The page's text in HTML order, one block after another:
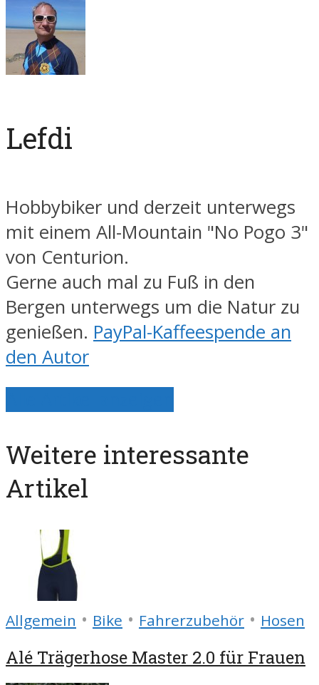
Lefdi
Hobbybiker und derzeit unterwegs
mit einem All-Mountain "No Pogo 3"
von Centurion.
Gerne auch mal zu Fuß in den
Bergen unterwegs um die Natur zu
genießen. PayPal-Kaffeespende an
den Autor
Weitere interessante
Artikel
Allgemein • Bike • Fahrerzubehör • Hosen
Alé Trägerhose Master 2.0 für Frauen